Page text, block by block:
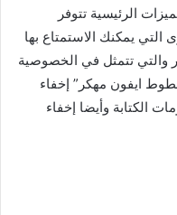
الرئيسية تتوفر
يمكنك الاستمتاع بها
والتي تتمثل في الخصوصية
ايفون مهكر” إخفاء
الكتابة وأيضا إخفاء